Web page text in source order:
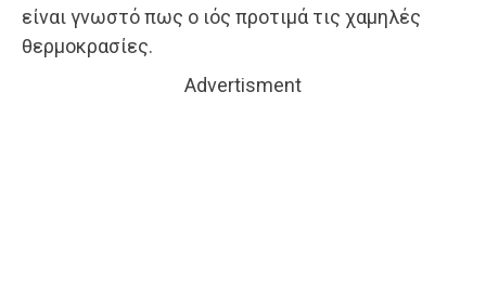
είναι γνωστό πως ο ιός προτιμά τις χαμηλές
θερμοκρασίες.
Advertisment